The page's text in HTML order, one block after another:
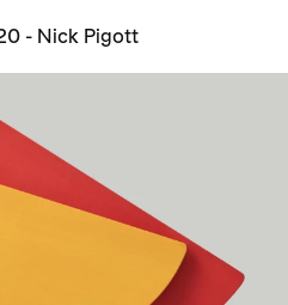
- Nick Pigott